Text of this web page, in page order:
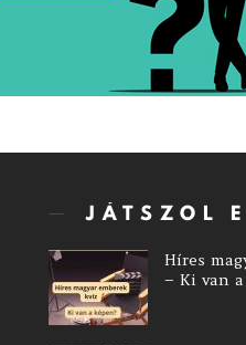
JÁTSZOL
Híres
– Ki van